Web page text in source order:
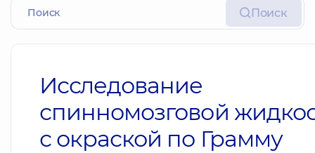
Поиск
Исследование
спинномозговой
с окраской по Грамму